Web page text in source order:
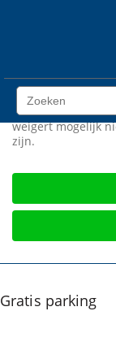
Gratis parking
anderen ons
verbeteren
cookies wil
weigert mogelijk
zijn.